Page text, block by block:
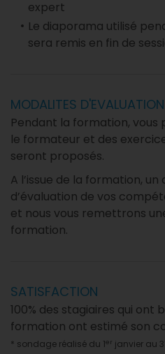
expert
Le diaporama utilisé
sera remis en fin de
MODALITES D'EVALUATION
Pendant la formation,
le formateur et des
seront proposés.
A l’issue de la formation,
d’évaluation de vos
et nous vous remettrons
formation.
SATISFACTION
100% des stagiaires qui ont
formation ont estimé son
* sondage réalisé du 1er janvier au